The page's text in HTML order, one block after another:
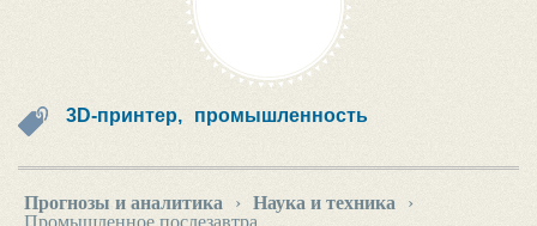
3D-принтер, промышленность
Прогнозы и аналитика › Наука и техника
›
Промышленное послезавтра